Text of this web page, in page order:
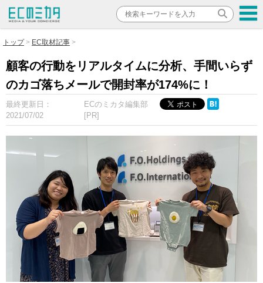
トップ EC取材記事
顧客の行動をリアルタイムに分析、手間いらず
のカゴ落ちメールで開封率が174%に！
最終更新日：
2021/07/02
ECのミカタ編集部
[PR]